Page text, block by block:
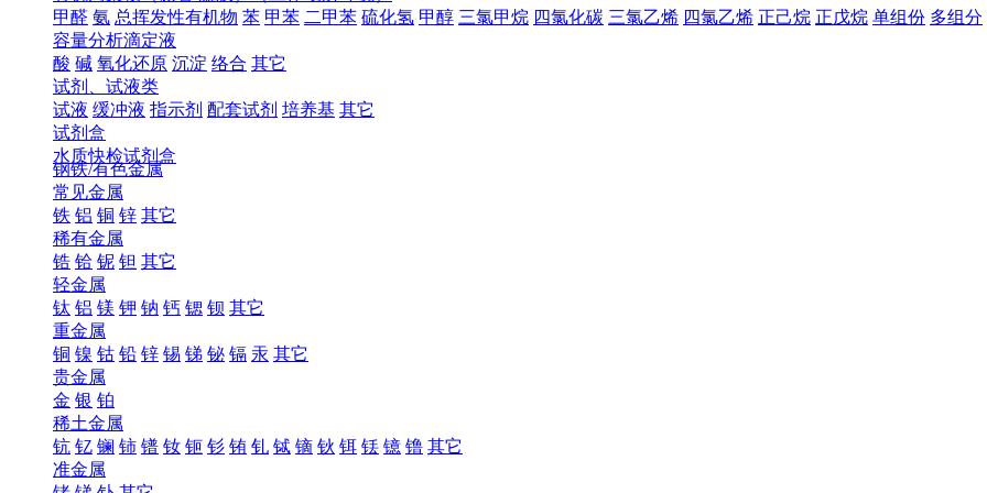
甲醛 氨 总挥发性有机物 苯 甲苯 二甲苯 硫化氢 甲醇 三氯甲烷 四氯化碳 三氯乙烯 四氯乙烯 正己烷 正戊烷 单组份 多组分
容量分析滴定液
酸 碱 氧化还原 沉淀 络合 其它
试剂、试液类
试液 缓冲液 指示剂 配套试剂 培养基 其它
试剂盒
水质快检试剂盒
钢铁/有色金属
常见金属
铁 铝 铜 锌 其它
稀有金属
锆 铪 铌 钽 其它
轻金属
钛 铝 镁 钾 钠 钙 锶 钡 其它
重金属
铜 镍 钴 铅 锌 锡 锑 铋 镉 汞 其它
贵金属
金 银 铂
稀土金属
钪 钇 镧 铈 镨 钕 钷 钐 铕 钆 铽 镝 钬 铒 铥 镱 镥 其它
准金属